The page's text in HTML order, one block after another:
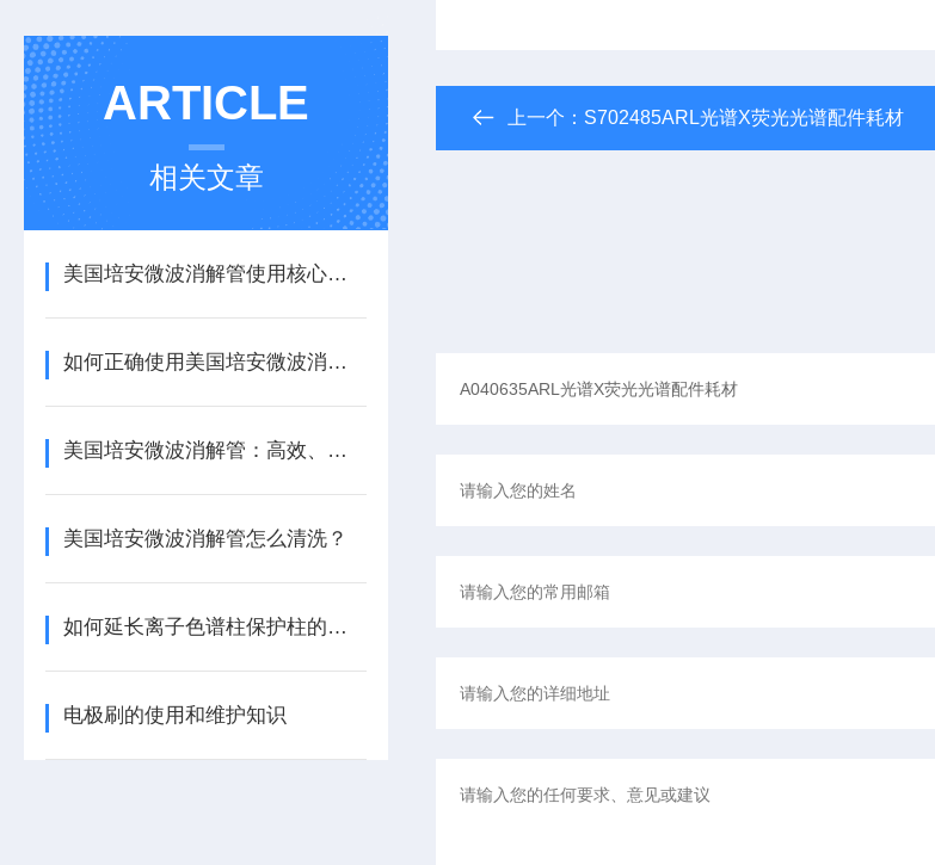
ARTICLE
相关文章
美国培安微波消解管使用核心注意事项
如何正确使用美国培安微波消解管进行样品消解？
美国培安微波消解管：高效、安全且环保的样品前处理解决方案
美国培安微波消解管怎么清洗？
如何延长离子色谱柱保护柱的使用寿命
电极刷的使用和维护知识
上一个： S702485ARL光谱X荧光光谱配件耗材